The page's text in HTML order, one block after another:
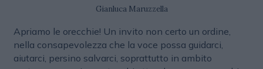
Gianluca Maruzzella
Apriamo le orecchie! Un invito non certo un ordine,
nella consapevolezza che la voce possa guidarci,
aiutarci, persino salvarci, soprattutto in ambito